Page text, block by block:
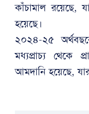
কাঁচামাল রয়েছে,
হয়েছে।
২০২৪-২৫
মধ্যপ্রাচ্য থেকে
আমদানি হয়েছে,